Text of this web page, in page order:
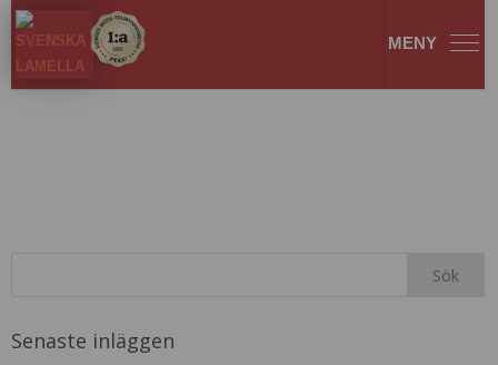
Senaste inläggen